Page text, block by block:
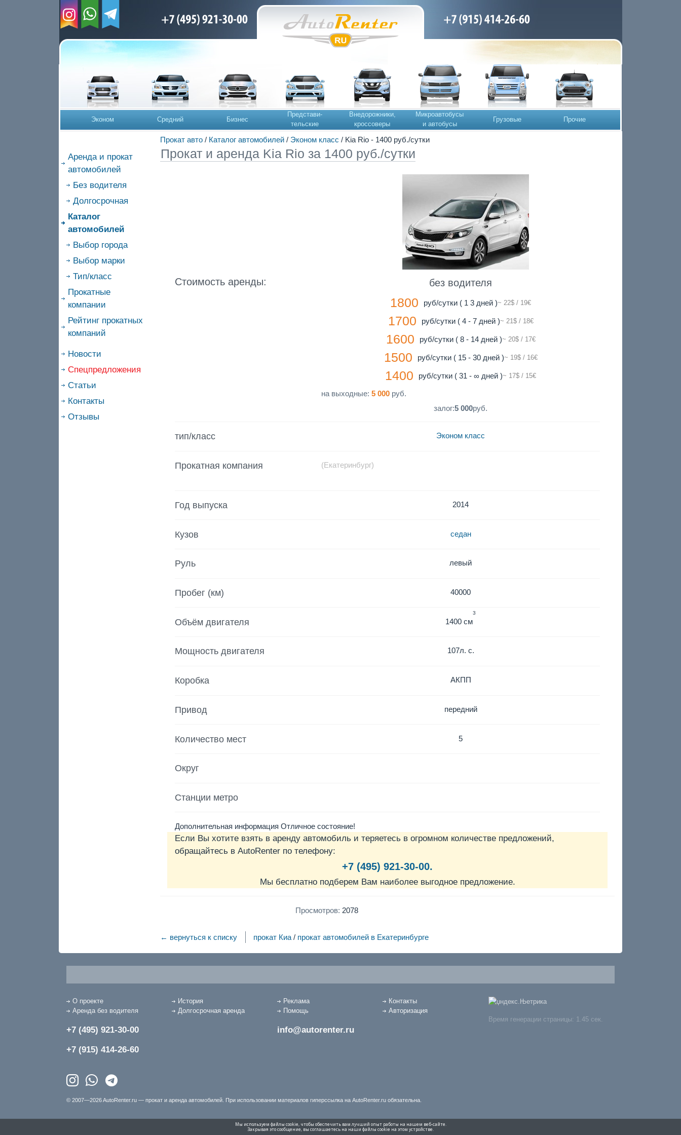
Эконом Средний Бизнес
Представи-
тельские
Внедорожники,
кроссоверы
Микроавтобусы
и автобусы
Грузовые Прочие
Прокат авто/ Каталог автомобилей/ Эконом класс / Kia Rio - 1400 руб./сутки
Аренда и прокат
автомобилей
Без водителя
Долгосрочная
Каталог
автомобилей
Выбор города
Выбор марки
Тип/класс
Прокатные
компании
Рейтинг прокатных
компаний
Новости
Спецпредложения
Статьи
Контакты
Отзывы
Прокат и аренда Kia Rio за 1400 руб./сутки
Стоимость аренды: без водителя
1800 руб/сутки ( 1 3 дней )~ 22$ / 19€
1700 руб/сутки ( 4 - 7 дней )~ 21$ / 18€
1600 руб/сутки ( 8 - 14 дней )~ 20$ / 17€
1500 руб/сутки ( 15 - 30 дней )~ 19$ / 16€
1400 руб/сутки ( 31 - ∞ дней )~ 17$ / 15€
на выходные:5 000 руб.
залог:5 000руб.
тип/класс Эконом класс
Прокатная компания (Екатеринбург)
Год выпуска 2014
Кузов седан
Руль левый
Пробег (км) 40000
Объём двигателя 1400 см
3
Мощность двигателя 107л. с.
Коробка АКПП
Привод передний
Количество мест 5
Округ
Станции метро
Дополнительная информация Отличное состояние!
Если Вы хотите взять в аренду автомобиль и теряетесь в огромном количестве предложений,
обращайтесь в AutoRenter по телефону:
+7 (495) 921-30-00.
Мы бесплатно подберем Вам наиболее выгодное предложение.
Просмотров: 2078
← вернуться к списку прокат Киа / прокат автомобилей в Екатеринбурге
О проекте История Реклама
Контакты
Аренда без водителя
Долгосрочная аренда Помощь Авторизация
+7 (495) 921-30-00
+7 (915) 414-26-60
info@autorenter.ru
© 2007—2026 AutoRenter.ru — прокат и аренда автомобилей. При использовании материалов гиперссылка на AutoRenter.ru обязательна.
Время генерации страницы: 1.45 сек.
Мы используем файлы cookie, чтобы обеспечить вам лучший опыт работы на нашем веб-сайте.
Закрывая это сообщение, вы соглашаетесь на наши файлы cookie на этом устройстве.